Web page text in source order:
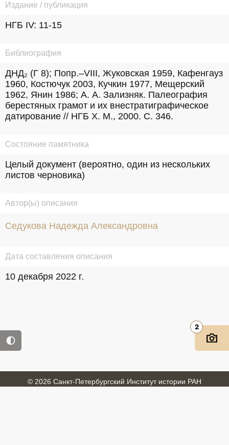
Издание / публикация
НГБ IV: 11-15
Библиография
ДНД₂ (Г 8); Попр.–VIII, Жуковская 1959, Кафенгауз
1960, Костючук 2003, Кучкин 1977, Мещерский
1962, Янин 1986; А. А. Зализняк. Палеография
берестяных грамот и их внестратиграфическое
датирование // НГБ X. М., 2000. С. 346.
Состояние памятника
Целый документ (вероятно, один из нескольких
листов черновика)
Автор(ы) описания
Седукова Надежда Александровна
Дата составления описания
10 декабря 2022 г.
2
© 2026 Санкт-Петербургский Институт истории РАН